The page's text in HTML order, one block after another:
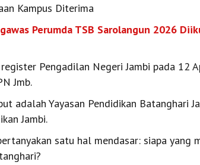
Kampus Diterima
Perumda TSB Sarolangun 2026
Pengadilan Negeri Jambi pada 12
Jmb.
adalah Yayasan Pendidikan Batanghari
Jambi.
satu hal mendasar: siapa yang